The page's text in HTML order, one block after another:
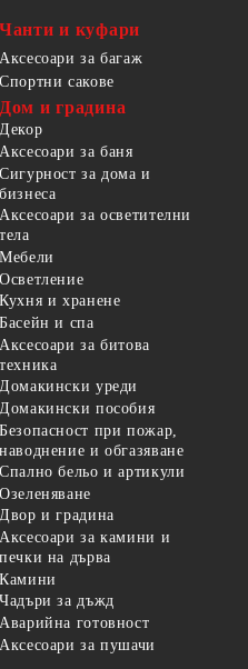
Чанти и куфари
Аксесоари за багаж
Спортни сакове
Дом и градина
Декор
Аксесоари за баня
Сигурност за дома и
бизнеса
Аксесоари за осветителни
тела
Мебели
Осветление
Кухня и хранене
Басейн и спа
Аксесоари за битова
техника
Домакински уреди
Домакински пособия
Безопасност при пожар,
наводнение и обгазяване
Спално бельо и артикули
Озеленяване
Двор и градина
Аксесоари за камини и
печки на дърва
Камини
Чадъри за дъжд
Аварийна готовност
Аксесоари за пушачи